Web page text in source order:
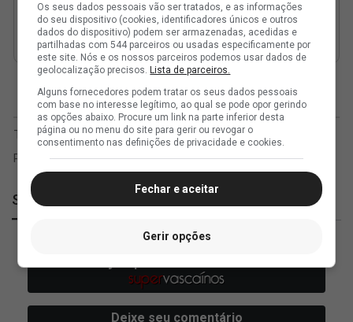
SuperVasco
Os seus dados pessoais vão ser tratados, e as informações
do seu dispositivo (cookies, identificadores únicos e outros
dados do dispositivo) podem ser armazenadas, acedidas e
partilhadas com 544 parceiros ou usadas especificamente por
este site. Nós e os nossos parceiros podemos usar dados de
geolocalização precisos.Lista de parceiros.
Alguns fornecedores podem tratar os seus dados pessoais
com base no interesse legítimo, ao qual se pode opor gerindo
as opções abaixo. Procure um link na parte inferior desta
página ou no menu do site para gerir ou revogar o
consentimento nas definições de privacidade e cookies.
Fechar e aceitar
Gerir opções